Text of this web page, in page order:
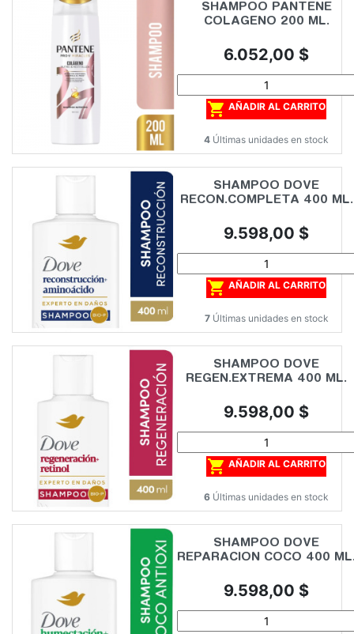
SHAMPOO PANTENE
COLAGENO 200 ML.
Precio
6.052,00 $
 AÑADIR AL CARRITO
4 Últimas unidades en stock
SHAMPOO DOVE
RECON.COMPLETA 400 ML.
Precio
9.598,00 $
 AÑADIR AL CARRITO
7 Últimas unidades en stock
SHAMPOO DOVE
REGEN.EXTREMA 400 ML.
Precio
9.598,00 $
 AÑADIR AL CARRITO
6 Últimas unidades en stock
SHAMPOO DOVE
REPARACION COCO 400
Precio
9.598,00 $